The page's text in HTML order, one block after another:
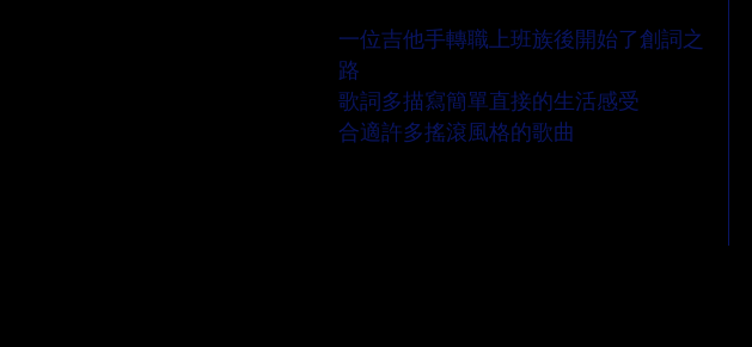
一位吉他手轉職上班族後開始了創詞之
路
歌詞多描寫簡單直接的生活感受
合適許多搖滾風格的歌曲